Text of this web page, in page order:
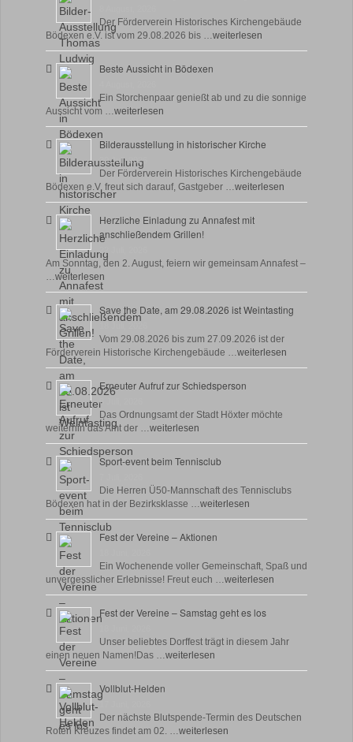
Der Förderverein Historisches Kirchengebäude
Bödexen e.V. ist vom 29.08.2026 bis …weiterlesen
Beste Aussicht in Bödexen
Ein Storchenpaar genießt ab und zu die sonnige
Aussicht vom …weiterlesen
Bilderausstellung in historischer Kirche
30 Juli, 2026
Der Förderverein Historisches Kirchengebäude
Bödexen e.V. freut sich darauf, Gastgeber …weiterlesen
Herzliche Einladung zu Annafest mit
anschließendem Grillen!
Am Sonntag, den 2. August, feiern wir gemeinsam Annafest –
…weiterlesen
Save the Date, am 29.08.2026 ist Weintasting
Vom 29.08.2026 bis zum 27.09.2026 ist der
Förderverein Historische Kirchengebäude …weiterlesen
Erneuter Aufruf zur Schiedsperson
8 Juli, 2026
Das Ordnungsamt der Stadt Höxter möchte
weiterhin das Amt der …weiterlesen
Sport-event beim Tennisclub
Die Herren Ü50-Mannschaft des Tennisclubs
Bödexen hat in der Bezirksklasse …weiterlesen
Fest der Vereine – Aktionen
Ein Wochenende voller Gemeinschaft, Spaß und
unvergesslicher Erlebnisse! Freut euch …weiterlesen
Fest der Vereine – Samstag geht es los
Unser beliebtes Dorffest trägt in diesem Jahr
einen neuen Namen!Das …weiterlesen
Vollblut-Helden
Der nächste Blutspende-Termin des Deutschen
Roten Kreuzes findet am 02. …weiterlesen